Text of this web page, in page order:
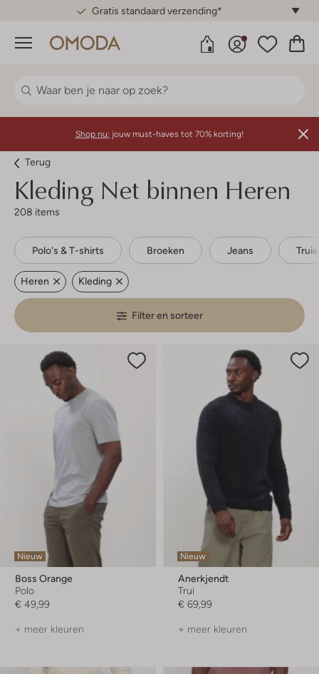
Gratis standaard verzending*
Menu
Shop nu: jouw must-haves tot 70% korting!
Terug
Kleding Net binnen Heren
208 items
Polo's & T-shirts Broeken Jeans
Heren Kleding
Filter en sorteer
Nieuw
Boss Orange
Polo
€ 49,99
+ meer kleuren
Nieuw
Anerkjendt
Trui
€ 69,99
+ meer kleuren